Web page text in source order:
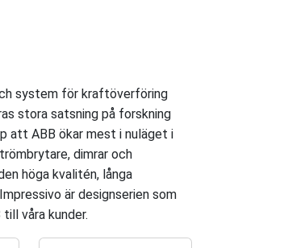
system för kraftöverföring
stora satsning på forskning
att ABB ökar mest i nuläget i
dimrar och
höga kvalitén, långa
är designserien som
våra kunder.